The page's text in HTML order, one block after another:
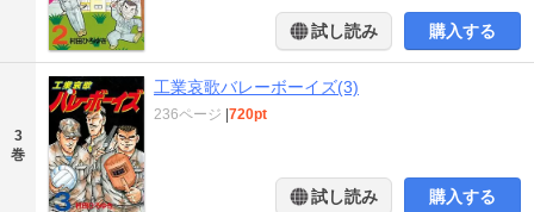
試し読み 購入する
3
巻
工業哀歌バレーボーイズ(3)
236ページ 720pt
試し読み 購入する